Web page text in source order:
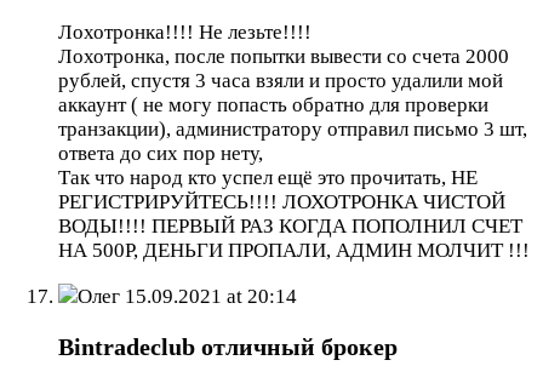
Лохотронка!!!! Не лезьте!!!!
Лохотронка, после попытки вывести со счета 2000
рублей, спустя 3 часа взяли и просто удалили мой
аккаунт ( не могу попасть обратно для проверки
транзакции), администратору отправил письмо 3 шт,
ответа до сих пор нету,
Так что народ кто успел ещё это прочитать, НЕ
РЕГИСТРИРУЙТЕСЬ!!!! ЛОХОТРОНКА ЧИСТОЙ
ВОДЫ!!!! ПЕРВЫЙ РАЗ КОГДА ПОПОЛНИЛ СЧЕТ
НА 500Р, ДЕНЬГИ ПРОПАЛИ, АДМИН МОЛЧИТ !!!
Олег 15.09.2021 at 20:14
Bintradeclub отличный брокер